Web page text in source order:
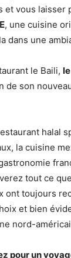
et vous laisser
, une cuisine
dans une
le Baili,
de son
halal
la cuisine
tout ce
ont toujours
et bien
nord-
pour un